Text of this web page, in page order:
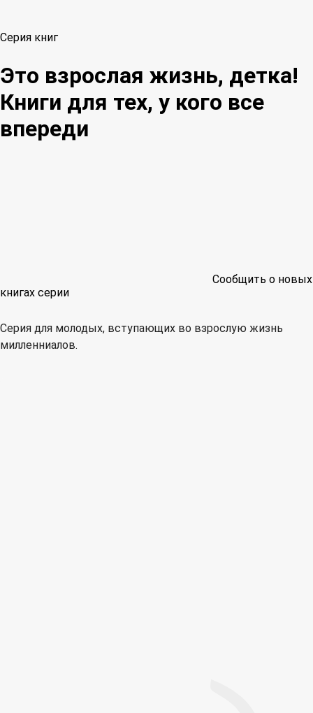
Серия книг
Это взрослая жизнь, детка!
Книги для тех, у кого все
впереди
Сообщить о новых
книгах серии
Серия для молодых, вступающих во взрослую жизнь
милленниалов.